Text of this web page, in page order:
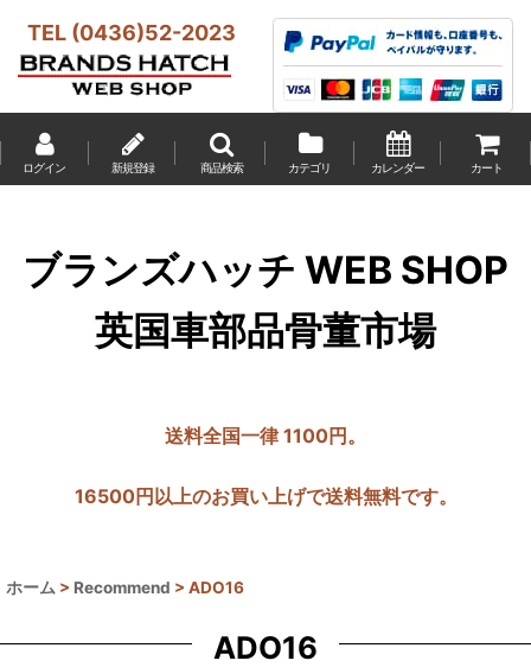
TEL (0436)52-2023
ログイン 新規登録 商品検索 カテゴリ カレンダー カート
ブランズハッチ WEB SHOP
英国車部品骨董市場
送料全国一律 1100円。
16500円以上のお買い上げで送料無料です。
ホーム > Recommend > ADO16
ADO16